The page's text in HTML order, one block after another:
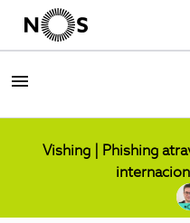
Vishing | Phishing